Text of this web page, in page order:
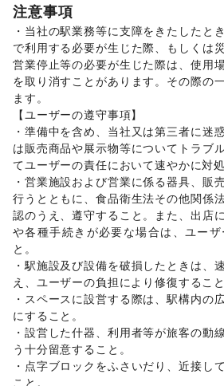
軽食・ホットスナック
ワイン・洋酒/日本酒・焼酎・地酒/
物産展・マルシェ /キッチンカー・移
野菜・果物・生鮮食品/その他フード
インテリア・生活雑貨
インテリア
キッチン雑貨・調理器具
手芸・ハンドメイド /DIY用品・日曜
園芸・ガーデニング/花・盆栽・ドラ
犬・猫・ペット/日用雑貨/食器・陶
その他インテリア・生活雑貨
生活サービス
携帯キャリア・格安SIM インターネ
電気・ガス /ウォーターサーバー/
ハウスクリーニング・家事代行/定期
リサイクル雑貨・古本
買取査定・金券
ギフト・プレゼント/冠婚葬祭/ 資格
住宅（購入・賃貸）/たばこ/修理・
就職・転職・求人 /その他生活サービ
金融サービス
クレジットカード/保険/銀行/住宅ロ
不動産投資/その他金融サービス
子育て・教育
注意事項
・当社の駅業務等に支障をきたしたと
で利用する必要が生じた際、もしくは
営業停止等の必要が生じた際は、使用
を取り消すことがあります。その際の
ます。
【ユーザーの遵守事項】
・準備中を含め、当社又は第三者に迷
は販売商品や展示物等についてトラブ
てユーザーの責任において速やかに対処
・営業施設および営業に係る器具、販
行うとともに、食品衛生法その他関係
認のうえ、遵守すること。また、出店
や各種手続きが必要な場合は、ユー
と。
・駅施設及び設備を破損したときは、
え、ユーザーの負担により修復すること
・スペースに設営する際は、駅構内の
にすること。
・設営した什器、利用者等が旅客の動
う十分留意すること。
・点字ブロックをふさいだり、近接し
こと。